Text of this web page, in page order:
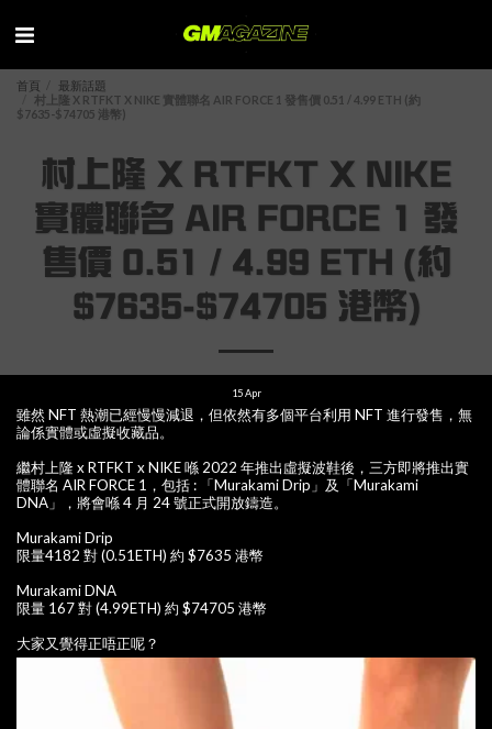
首頁
最新話題
村上隆 X RTFKT X NIKE 實體聯名 AIR FORCE 1 發售價 0.51 / 4.99 ETH (約
$7635-$74705 港幣)
村上隆 X RTFKT X NIKE
實體聯名 AIR FORCE 1 發
售價 0.51 / 4.99 ETH (約
$7635-$74705 港幣)
15Apr
雖然 NFT 熱潮已經慢慢減退，但依然有多個平台利用 NFT 進行發售，無
論係實體或虛擬收藏品。
繼村上隆 x RTFKT x NIKE 喺 2022 年推出虛擬波鞋後，三方即將推出實
體聯名 AIR FORCE 1，包括 : 「Murakami Drip」及「Murakami
DNA」，將會喺 4 月 24 號正式開放鑄造。
Murakami Drip
限量4182 對 (0.51ETH) 約 $7635 港幣
Murakami DNA
限量 167 對 (4.99ETH) 約 $74705 港幣
大家又覺得正唔正呢？